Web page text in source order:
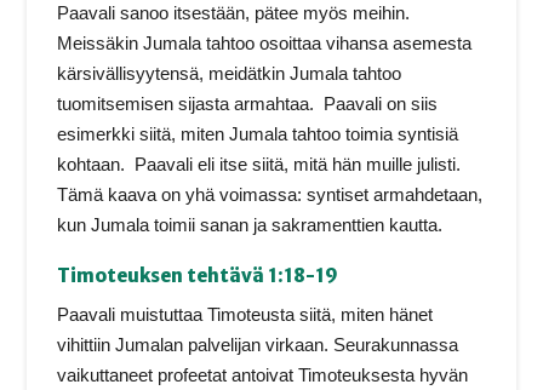
Paavali sanoo itsestään, pätee myös meihin.
Meissäkin Jumala tahtoo osoittaa vihansa asemesta
kärsivällisyytensä, meidätkin Jumala tahtoo
tuomitsemisen sijasta armahtaa. Paavali on siis
esimerkki siitä, miten Jumala tahtoo toimia syntisiä
kohtaan. Paavali eli itse siitä, mitä hän muille julisti.
Tämä kaava on yhä voimassa: syntiset armahdetaan,
kun Jumala toimii sanan ja sakramenttien kautta.
Timoteuksen tehtävä 1:18-19
Paavali muistuttaa Timoteusta siitä, miten hänet
vihittiin Jumalan palvelijan virkaan. Seurakunnassa
vaikuttaneet profeetat antoivat Timoteuksesta hyvän